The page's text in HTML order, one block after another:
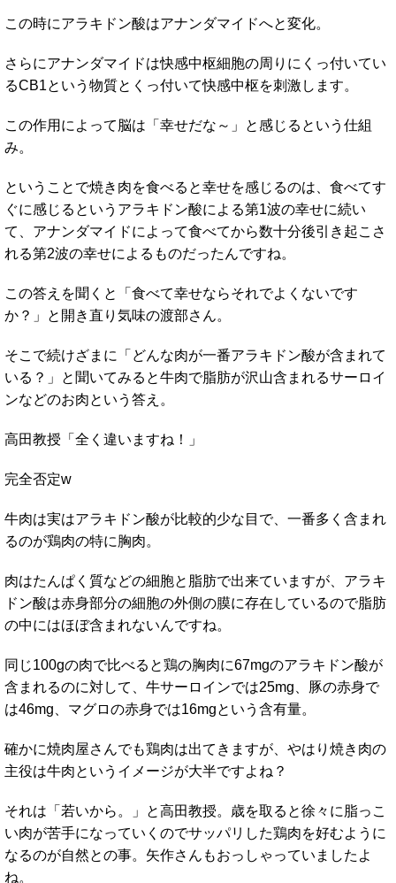
この時にアラキドン酸はアナンダマイドへと変化。
さらにアナンダマイドは快感中枢細胞の周りにくっ付いてい
るCB1という物質とくっ付いて快感中枢を刺激します。
この作用によって脳は「幸せだな～」と感じるという仕組
み。
ということで焼き肉を食べると幸せを感じるのは、食べてす
ぐに感じるというアラキドン酸による第1波の幸せに続い
て、アナンダマイドによって食べてから数十分後引き起こさ
れる第2波の幸せによるものだったんですね。
この答えを聞くと「食べて幸せならそれでよくないです
か？」と開き直り気味の渡部さん。
そこで続けざまに「どんな肉が一番アラキドン酸が含まれて
いる？」と聞いてみると牛肉で脂肪が沢山含まれるサーロイ
ンなどのお肉という答え。
高田教授「全く違いますね！」
完全否定w
牛肉は実はアラキドン酸が比較的少な目で、一番多く含まれ
るのが鶏肉の特に胸肉。
肉はたんぱく質などの細胞と脂肪で出来ていますが、アラキ
ドン酸は赤身部分の細胞の外側の膜に存在しているので脂肪
の中にはほぼ含まれないんですね。
同じ100gの肉で比べると鶏の胸肉に67mgのアラキドン酸が
含まれるのに対して、牛サーロインでは25mg、豚の赤身で
は46mg、マグロの赤身では16mgという含有量。
確かに焼肉屋さんでも鶏肉は出てきますが、やはり焼き肉の
主役は牛肉というイメージが大半ですよね？
それは「若いから。」と高田教授。歳を取ると徐々に脂っこ
い肉が苦手になっていくのでサッパリした鶏肉を好むように
なるのが自然との事。矢作さんもおっしゃっていましたよ
ね。